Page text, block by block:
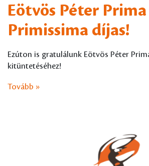
Eötvös Péter Prima
Primissima díjas!
Ezúton is gratulálunk Eötvös Péter
kitüntetéséhez!
Tovább »